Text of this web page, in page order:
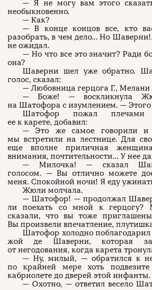
— Я не могу вам этого
необыкновенно.
— Как?
— В конце концов все, кто
разобрать, в чем дело… Но
не ожидал.
— Но что все это значит? Ради
она?
Шаверни шел уже обратно.
голос, сказал:
— Любовница герцога Г., Мелани
— Боже! — воскликнула
на Шатофора с изумлением. —
Шатофор пожал
ее к карете, добавил:
— Это же самое говорили и
мы встретили на лестнице. Для
еще вполне приличная
внимания, почтительности… У нее
— Милочка! — сказал
голосом. — Вы отлично можете
меня. Спокойной ночи! Я еду
Жюли молчала.
— Шатофор! — продолжал
ли поехать со мной к герцогу?
сказали, что вы тоже
Вы произвели впечатление,
Шатофор холодно поблагодарил
жой де Шаверни, которая
от негодования, когда карета
— Ну, милый, — обратился к
по крайней мере хоть
кабриолете до дверей этой инфанты.
— Охотно, — ответил весело
О проекте
Команда
Авторы
Журнал
Подписаться на журнал
ЧТИВО ДОМ
YouTube
Telegram
VK
Пользовательское соглашение
Политика конфиденциальности
(c) ЧТИВО 2026. Все права защищены
Разработка:Astroshock